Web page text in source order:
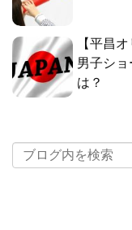
【平昌
男子シ
は？